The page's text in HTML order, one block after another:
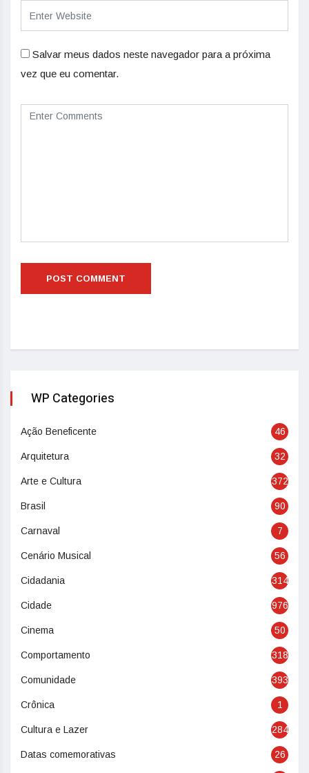
Salvar meus dados neste navegador para a próxima
vez que eu comentar.
WP Categories
Ação Beneficente 46
Arquitetura 32
Arte e Cultura 372
Brasil 90
Carnaval 7
Cenário Musical 56
Cidadania 314
Cidade 976
Cinema 50
Comportamento 318
Comunidade 393
Crônica 1
Cultura e Lazer 284
Datas comemorativas 26